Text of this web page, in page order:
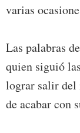
varias
Las palabras
quien siguió
lograr salir del
de acabar con